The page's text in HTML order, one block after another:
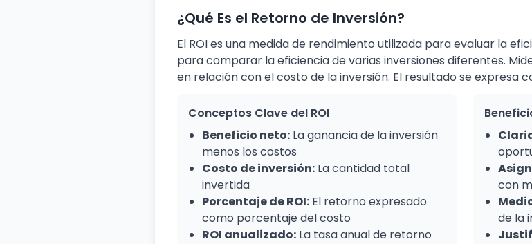
¿Qué Es el Retorno de Inversión?
El ROI es una medida de rendimiento utilizada para evaluar la
para comparar la eficiencia de varias inversiones diferentes.
en relación con el costo de la inversión. El resultado se expresa
Conceptos Clave del ROI
Beneficio neto: La ganancia de la inversión
menos los costos
Costo de inversión: La cantidad total
invertida
Porcentaje de ROI: El retorno expresado
como porcentaje del costo
ROI anualizado: La tasa anual de retorno
con
de la